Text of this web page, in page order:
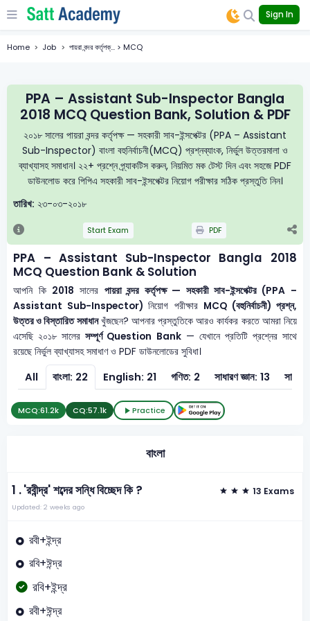
Sign In
Home Job পায়রা বন্দর কর্তৃপক্... > MCQ
PPA – Assistant Sub-Inspector Bangla
2018 MCQ Question Bank, Solution & PDF
২০১৮ সালের পায়রা বন্দর কর্তৃপক্ষ — সহকারী সাব-ইন্সপেক্টর (PPA – Assistant
Sub-Inspector) বাংলা বহুনির্বাচনী(MCQ) প্রশ্নব্যাংক, নির্ভুল উত্তরমালা ও
ব্যাখ্যাসহ সমাধান। ২২+ প্রশ্নে প্র্যাকটিস করুন, নিয়মিত মক টেস্ট দিন এবং সহজে PDF
ডাউনলোড করে পিপিএ সহকারী সাব-ইন্সপেক্টর নিয়োগ পরীক্ষার সঠিক প্রস্তুতি নিন।
তারিখ: ২৩-০৩-২০১৮
Start Exam PDF
PPA – Assistant Sub-Inspector Bangla 2018
MCQ Question Bank & Solution
আপনি কি 2018 সালের পায়রা বন্দর কর্তৃপক্ষ — সহকারী সাব-ইন্সপেক্টর (PPA –
Assistant Sub-Inspector)নিয়োগ পরীক্ষার MCQ (বহুনির্বাচনী) প্রশ্ন,
উত্তর ও বিস্তারিত সমাধানখুঁজছেন? আপনার প্রস্তুতিকে আরও কার্যকর করতে আমরা নিয়ে
এসেছি ২০১৮ সালেরসম্পূর্ণ Question Bank— যেখানে প্রতিটি প্রশ্নের সাথে
রয়েছে নির্ভুল ব্যাখ্যাসহ সমাধাণ ও PDF ডাউনলোডের সুবিধা।
All বাংলা: 22 English: 21 গণিত: 2 সাধারণ জ্ঞান: 13
MCQ:61.2k CQ:57.1k Practice
বাংলা
1 .'রবীন্দ্র' শব্দের সন্ধি বিচ্ছেদ কি ? 13 Exams
Updated: 2 weeks ago
রবী+ইন্দ্র
রবি+ঈন্দ্র
রবি+ইন্দ্র
রবী+ঈন্দ্র